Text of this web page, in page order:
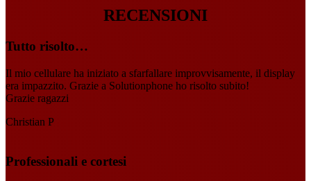
RECENSIONI
Tutto risolto…
Il mio cellulare ha iniziato a sfarfallare improvvisamente, il display
era impazzito. Grazie a Solutionphone ho risolto subito!
Grazie ragazzi
Christian P
Professionali e cortesi